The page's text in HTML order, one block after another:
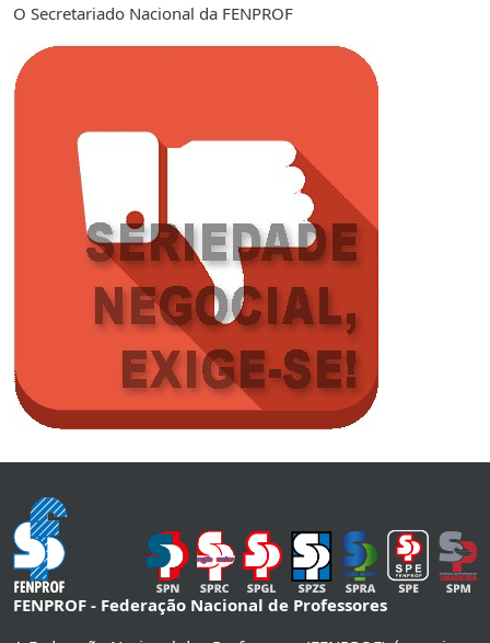
O Secretariado Nacional da FENPROF
FENPROF - Federação Nacional de Professores